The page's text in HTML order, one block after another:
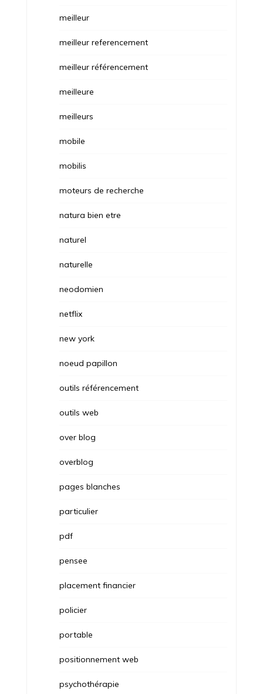
meilleur
meilleur referencement
meilleur référencement
meilleure
meilleurs
mobile
mobilis
moteurs de recherche
natura bien etre
naturel
naturelle
neodomien
netflix
new york
noeud papillon
outils référencement
outils web
over blog
overblog
pages blanches
particulier
pdf
pensee
placement financier
policier
portable
positionnement web
psychothérapie